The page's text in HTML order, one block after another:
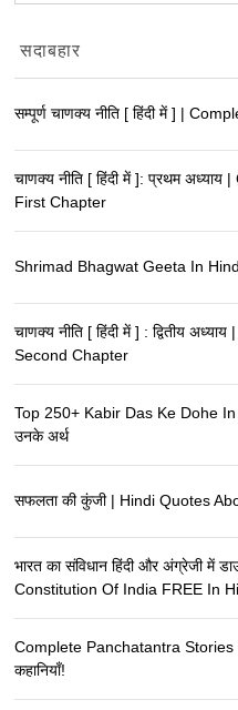
सदाबहार
सम्पूर्ण चाणक्य नीति [ हिंदी में ] |
चाणक्य नीति [ हिंदी में ]: प्रथम
First Chapter
Shrimad Bhagwat Geeta In Hindi
चाणक्य नीति [ हिंदी में ] : द्वितीय
Second Chapter
Top 250+ Kabir Das Ke Dohe In
उनके अर्थ
सफलता की कुंजी | Hindi Quotes
भारत का संविधान हिंदी और अंग्रेजी में
Constitution Of India FREE In
Complete Panchatantra Stories
कहानियाँ!